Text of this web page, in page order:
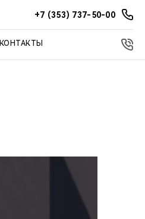
+7 (353) 737-50-00
КОНТАКТЫ